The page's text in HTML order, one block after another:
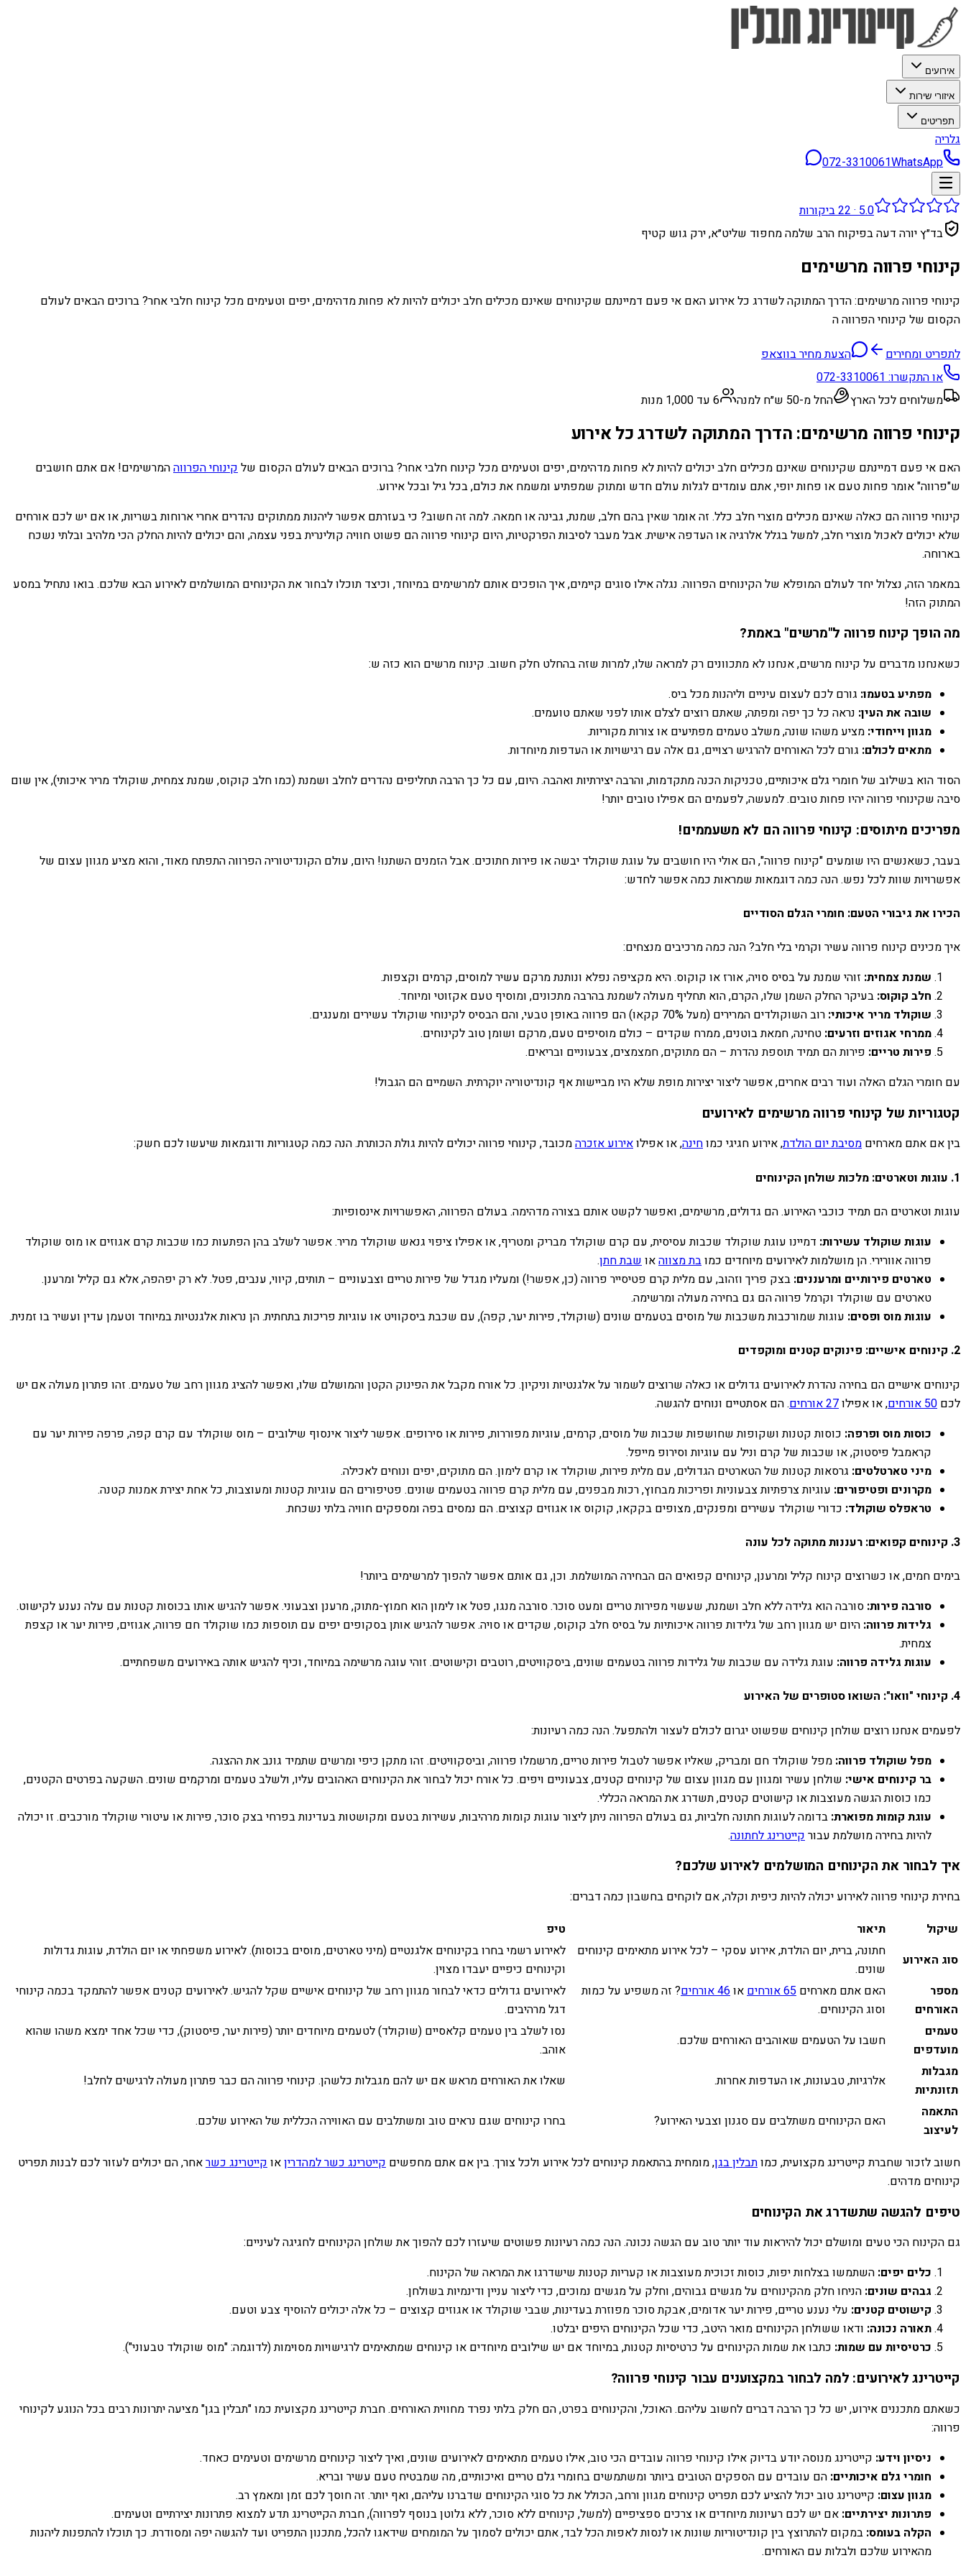
אירועים
איזורי שירות
תפריטים
גלריה
072-3310061WhatsApp
5.0
·
22ביקורות
בד״ץ יורה דעה בפיקוח הרב שלמה מחפוד שליט״א, ירק גוש קטיף
קינוחי פרווה מרשימים
קינוחי פרווה מרשימים: הדרך המתוקה לשדרג כל אירוע האם אי פעם דמיינתם שקינוחים שאינם מכילים חלב יכולים להיות לא פחות מדהימים, יפים וטעימים מכל קינוח חלבי אחר? ברוכים הבאים לעולם
הקסום של קינוחי הפרווה ה
לתפריט ומחירים
הצעת מחיר בווצאפ
או התקשרו:072-3310061
משלוחים לכל הארץ
החל מ-50 ש״ח למנה 6 עד 1,000 מנות
קינוחי פרווה מרשימים: הדרך המתוקה לשדרג כל אירוע
האם אי פעם דמיינתם שקינוחים שאינם מכילים חלב יכולים להיות לא פחות מדהימים, יפים וטעימים מכל קינוח חלבי אחר? ברוכים הבאים לעולם הקסום של קינוחי הפרווההמרשימים! אם אתם חושבים
ש"פרווה" אומר פחות טעם או פחות יופי, אתם עומדים לגלות עולם חדש ומתוק שמפתיע ומשמח את כולם, בכל גיל ובכל אירוע.
קינוחי פרווה הם כאלה שאינם מכילים מוצרי חלב כלל. זה אומר שאין בהם חלב, שמנת, גבינה או חמאה. למה זה חשוב? כי בעזרתם אפשר ליהנות ממתוקים נהדרים אחרי ארוחות בשריות, או אם יש לכם אורחים
שלא יכולים לאכול מוצרי חלב, למשל בגלל אלרגיה או העדפה אישית. אבל מעבר לסיבות הפרקטיות, היום קינוחי פרווה הם פשוט חוויה קולינרית בפני עצמה, והם יכולים להיות החלק הכי מלהיב ובלתי נשכח
בארוחה.
במאמר הזה, נצלול יחד לעולם המופלא של הקינוחים הפרווה. נגלה אילו סוגים קיימים, איך הופכים אותם למרשימים במיוחד, וכיצד תוכלו לבחור את הקינוחים המושלמים לאירוע הבא שלכם. בואו נתחיל במסע
המתוק הזה!
מה הופך קינוח פרווה ל"מרשים" באמת?
כשאנחנו מדברים על קינוח מרשים, אנחנו לא מתכוונים רק למראה שלו, למרות שזה בהחלט חלק חשוב. קינוח מרשים הוא כזה ש:
מפתיע בטעמו: גורם לכם לעצום עיניים וליהנות מכל ביס.
שובה את העין: נראה כל כך יפה ומפתה, שאתם רוצים לצלם אותו לפני שאתם טועמים.
מגוון וייחודי: מציע משהו שונה, משלב טעמים מפתיעים או צורות מקוריות.
מתאים לכולם: גורם לכל האורחים להרגיש רצויים, גם אלה עם רגישויות או העדפות מיוחדות.
הסוד הוא בשילוב של חומרי גלם איכותיים, טכניקות הכנה מתקדמות, והרבה יצירתיות ואהבה. היום, עם כל כך הרבה תחליפים נהדרים לחלב ושמנת (כמו חלב קוקוס, שמנת צמחית, שוקולד מריר איכותי), אין שום
סיבה שקינוחי פרווה יהיו פחות טובים. למעשה, לפעמים הם אפילו טובים יותר!
מפריכים מיתוסים: קינוחי פרווה הם לא משעממים!
בעבר, כשאנשים היו שומעים "קינוח פרווה", הם אולי היו חושבים על עוגת שוקולד יבשה או פירות חתוכים. אבל הזמנים השתנו! היום, עולם הקונדיטוריה הפרווה התפתח מאוד, והוא מציע מגוון עצום של
אפשרויות שוות לכל נפש. הנה כמה דוגמאות שמראות כמה אפשר לחדש:
הכירו את גיבורי הטעם: חומרי הגלם הסודיים
איך מכינים קינוח פרווה עשיר וקרמי בלי חלב? הנה כמה מרכיבים מנצחים:
שמנת צמחית: זוהי שמנת על בסיס סויה, אורז או קוקוס. היא מקציפה נפלא ונותנת מרקם עשיר למוסים, קרמים וקצפות.
חלב קוקוס: בעיקר החלק השמן שלו, הקרם, הוא תחליף מעולה לשמנת בהרבה מתכונים, ומוסיף טעם אקזוטי ומיוחד.
שוקולד מריר איכותי: רוב השוקולדים המרירים (מעל 70% קקאו) הם פרווה באופן טבעי, והם הבסיס לקינוחי שוקולד עשירים ומענגים.
ממרחי אגוזים וזרעים: טחינה, חמאת בוטנים, ממרח שקדים – כולם מוסיפים טעם, מרקם ושומן טוב לקינוחים.
פירות טריים: פירות הם תמיד תוספת נהדרת – הם מתוקים, חמצמצים, צבעוניים ובריאים.
עם חומרי הגלם האלה ועוד רבים אחרים, אפשר ליצור יצירות מופת שלא היו מביישות אף קונדיטוריה יוקרתית. השמיים הם הגבול!
קטגוריות של קינוחי פרווה מרשימים לאירועים
בין אם אתם מארחים מסיבת יום הולדת, אירוע חגיגי כמוחינה, או אפילואירוע אזכרהמכובד, קינוחי פרווה יכולים להיות גולת הכותרת. הנה כמה קטגוריות ודוגמאות שיעשו לכם חשק:
1. עוגות וטארטים: מלכות שולחן הקינוחים
עוגות וטארטים הם תמיד כוכבי האירוע. הם גדולים, מרשימים, ואפשר לקשט אותם בצורה מדהימה. בעולם הפרווה, האפשרויות אינסופיות:
עוגות שוקולד עשירות: דמיינו עוגת שוקולד שכבות עסיסית, עם קרם שוקולד מבריק ומטריף, או אפילו ציפוי גנאש שוקולד מריר. אפשר לשלב בהן הפתעות כמו שכבות קרם אגוזים או מוס שוקולד
פרווה אוורירי. הן מושלמות לאירועים מיוחדים כמובת מצווהאושבת חתן.
טארטים פירותיים ומרעננים: בצק פריך וזהוב, עם מלית קרם פטיסייר פרווה (כן, אפשר!) ומעליו מגדל של פירות טריים וצבעוניים – תותים, קיווי, ענבים, פטל. לא רק יפהפה, אלא גם קליל ומרענן.
טארטים עם שוקולד וקרמל פרווה הם גם בחירה מעולה ומרשימה.
עוגות מוס ופסים: עוגות שמורכבות משכבות של מוסים בטעמים שונים (שוקולד, פירות יער, קפה), עם שכבת ביסקוויט או עוגיות פריכות בתחתית. הן נראות אלגנטיות במיוחד וטעמן עדין ועשיר בו זמנית.
2. קינוחים אישיים: פינוקים קטנים ומוקפדים
קינוחים אישיים הם בחירה נהדרת לאירועים גדולים או כאלה שרוצים לשמור על אלגנטיות וניקיון. כל אורח מקבל את הפינוק הקטן והמושלם שלו, ואפשר להציג מגוון רחב של טעמים. זהו פתרון מעולה אם יש
לכם 50 אורחים , או אפילו27 אורחים
. הם אסתטיים ונוחים להגשה.
כוסות מוס ופרפה: כוסות קטנות ושקופות שחושפות שכבות של מוסים, קרמים, עוגיות מפוררות, פירות או סירופים. אפשר ליצור אינסוף שילובים – מוס שוקולד עם קרם קפה, פרפה פירות יער עם
קראמבל פיסטוק, או שכבות של קרם וניל עם עוגיות וסירופ מייפל.
מיני טארטלטים: גרסאות קטנות של הטארטים הגדולים, עם מלית פירות, שוקולד או קרם לימון. הם מתוקים, יפים ונוחים לאכילה.
מקרונים ופטיפורים: עוגיות צרפתיות צבעוניות ופריכות מבחוץ, רכות מבפנים, עם מלית קרם פרווה בטעמים שונים. פטיפורים הם עוגיות קטנות ומעוצבות, כל אחת יצירת אמנות קטנה.
טראפלס שוקולד: כדורי שוקולד עשירים ומפנקים, מצופים בקקאו, קוקוס או אגוזים קצוצים. הם נמסים בפה ומספקים חוויה בלתי נשכחת.
3. קינוחים קפואים: רעננות מתוקה לכל עונה
בימים חמים, או כשרוצים קינוח קליל ומרענן, קינוחים קפואים הם הבחירה המושלמת. וכן, גם אותם אפשר להפוך למרשימים ביותר!
סורבה פירות: סורבה הוא גלידה ללא חלב ושמנת, שעשוי מפירות טריים ומעט סוכר. סורבה מנגו, פטל או לימון הוא חמוץ-מתוק, מרענן וצבעוני. אפשר להגיש אותו בכוסות קטנות עם עלה נענע לקישוט.
גלידות פרווה: היום יש מגוון רחב של גלידות פרווה איכותיות על בסיס חלב קוקוס, שקדים או סויה. אפשר להגיש אותן בסקופים יפים עם תוספות כמו שוקולד חם פרווה, אגוזים, פירות יער או קצפת
צמחית.
עוגות גלידה פרווה: עוגת גלידה עם שכבות של גלידות פרווה בטעמים שונים, ביסקוויטים, רוטבים וקישוטים. זוהי עוגה מרשימה במיוחד, וכיף להגיש אותה באירועים משפחתיים.
4. קינוחי "וואו": השואו סטופרים של האירוע
לפעמים אנחנו רוצים שולחן קינוחים שפשוט יגרום לכולם לעצור ולהתפעל. הנה כמה רעיונות:
מפל שוקולד פרווה: מפל שוקולד חם ומבריק, שאליו אפשר לטבול פירות טריים, מרשמלו פרווה, וביסקוויטים. זהו מתקן כיפי ומרשים שתמיד גונב את ההצגה.
בר קינוחים אישי: שולחן עשיר ומגוון עם מגוון עצום של קינוחים קטנים, צבעוניים ויפים. כל אורח יכול לבחור את הקינוחים האהובים עליו, ולשלב טעמים ומרקמים שונים. השקעה בפרטים הקטנים,
כמו כוסות הגשה מעוצבות או קישוטים קטנים, תשדרג את המראה הכללי.
עוגת קומות מפוארת: בדומה לעוגות חתונה חלביות, גם בעולם הפרווה ניתן ליצור עוגות קומות מרהיבות, עשירות בטעם ומקושטות בעדינות בפרחי בצק סוכר, פירות או עיטורי שוקולד מורכבים. זו יכולה
להיות בחירה מושלמת עבור קייטרינג לחתונה.
איך לבחור את הקינוחים המושלמים לאירוע שלכם?
בחירת קינוחי פרווה לאירוע יכולה להיות כיפית וקלה, אם לוקחים בחשבון כמה דברים:
שיקול
תיאור
טיפ
סוג האירוע
חתונה, ברית, יום הולדת, אירוע עסקי – לכל אירוע מתאימים קינוחים
שונים.
לאירוע רשמי בחרו בקינוחים אלגנטיים (מיני טארטים, מוסים בכוסות). לאירוע משפחתי או יום הולדת, עוגות גדולות
וקינוחים כיפיים יעבדו מצוין.
מספר
האורחים
האם אתם מארחים 65 אורחים או46 אורחים
? זה משפיע על כמות
וסוג הקינוחים.
לאירועים גדולים כדאי לבחור מגוון רחב של קינוחים אישיים שקל להגיש. לאירועים קטנים אפשר להתמקד בכמה קינוחי
דגל מרהיבים.
טעמים
מועדפים
חשבו על הטעמים שאוהבים האורחים שלכם.
נסו לשלב בין טעמים קלאסיים (שוקולד) לטעמים מיוחדים יותר (פירות יער, פיסטוק), כדי שכל אחד ימצא משהו שהוא
אוהב.
מגבלות
תזונתיות
אלרגיות, טבעונות, או העדפות אחרות.
שאלו את האורחים מראש אם יש להם מגבלות כלשהן. קינוחי פרווה הם כבר פתרון מעולה לרגישים לחלב!
התאמה
לעיצוב
האם הקינוחים משתלבים עם סגנון וצבעי האירוע? בחרו קינוחים שגם נראים טוב ומשתלבים עם האווירה הכללית של האירוע שלכם.
חשוב לזכור שחברת קייטרינג מקצועית, כמותבלין בגן, מומחית בהתאמת קינוחים לכל אירוע ולכל צורך. בין אם אתם מחפשים קייטרינג כשר למהדריןאוקייטרינג כשראחר, הם יכולים לעזור לכם לבנות תפריט
קינוחים מדהים.
טיפים להגשה שתשדרג את הקינוחים
גם הקינוח הכי טעים ומושלם יכול להיראות עוד יותר טוב עם הגשה נכונה. הנה כמה רעיונות פשוטים שיעזרו לכם להפוך את שולחן הקינוחים לחגיגה לעיניים:
כלים יפים: השתמשו בצלחות יפות, כוסות זכוכית מעוצבות או קעריות קטנות שישדרגו את המראה של הקינוח.
גבהים שונים: הניחו חלק מהקינוחים על מגשים גבוהים, וחלק על מגשים נמוכים, כדי ליצור עניין ודינמיות בשולחן.
קישוטים קטנים: עלי נענע טריים, פירות יער אדומים, אבקת סוכר מפוזרת בעדינות, שבבי שוקולד או אגוזים קצוצים – כל אלה יכולים להוסיף צבע וטעם.
תאורה נכונה: ודאו ששולחן הקינוחים מואר היטב, כדי שכל הקינוחים היפים יבלטו.
כרטיסיות עם שמות: כתבו את שמות הקינוחים על כרטיסיות קטנות, במיוחד אם יש שילובים מיוחדים או קינוחים שמתאימים לרגישויות מסוימות (לדוגמה: "מוס שוקולד טבעוני").
קייטרינג לאירועים: למה לבחור במקצוענים עבור קינוחי פרווה?
כשאתם מתכננים אירוע, יש כל כך הרבה דברים לחשוב עליהם. האוכל, והקינוחים בפרט, הם חלק בלתי נפרד מחווית האורחים. חברת קייטרינג מקצועית כמו "תבלין בגן" מציעה יתרונות רבים בכל הנוגע לקינוחי
פרווה:
ניסיון וידע: קייטרינג מנוסה יודע בדיוק אילו קינוחי פרווה עובדים הכי טוב, אילו טעמים מתאימים לאירועים שונים, ואיך ליצור קינוחים מרשימים וטעימים כאחד.
חומרי גלם איכותיים: הם עובדים עם הספקים הטובים ביותר ומשתמשים בחומרי גלם טריים ואיכותיים, מה שמבטיח טעם עשיר ובריא.
מגוון עצום: קייטרינג טוב יכול להציע לכם תפריט קינוחים מגוון ורחב, הכולל את כל סוגי הקינוחים שדברנו עליהם, ואף יותר. זה חוסך לכם זמן ומאמץ רב.
פתרונות יצירתיים: אם יש לכם רעיונות מיוחדים או צרכים ספציפיים (למשל, קינוחים ללא סוכר, ללא גלוטן בנוסף לפרווה), חברת הקייטרינג תדע למצוא פתרונות יצירתיים וטעימים.
הקלה בעומס: במקום להתרוצץ בין קונדיטוריות שונות או לנסות לאפות הכל לבד, אתם יכולים לסמוך על המומחים שידאגו להכל, מתכנון התפריט ועד להגשה יפה ומסודרת. כך תוכלו להתפנות ליהנות
מהאירוע שלכם ולבלות עם האורחים.